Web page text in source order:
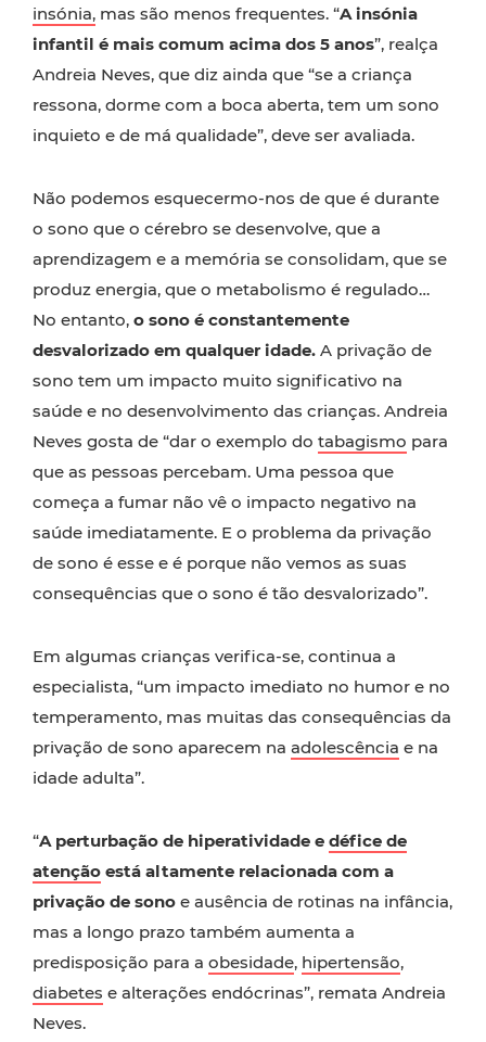
insónia, mas são menos frequentes. “A insónia
infantil é mais comum acima dos 5 anos”, realça
Andreia Neves, que diz ainda que “se a criança
ressona, dorme com a boca aberta, tem um sono
inquieto e de má qualidade”, deve ser avaliada.
Não podemos esquecermo-nos de que é durante
o sono que o cérebro se desenvolve, que a
aprendizagem e a memória se consolidam, que se
produz energia, que o metabolismo é regulado…
No entanto, o sono é constantemente
desvalorizado em qualquer idade. A privação de
sono tem um impacto muito significativo na
saúde e no desenvolvimento das crianças. Andreia
Neves gosta de “dar o exemplo do tabagismo para
que as pessoas percebam. Uma pessoa que
começa a fumar não vê o impacto negativo na
saúde imediatamente. E o problema da privação
de sono é esse e é porque não vemos as suas
consequências que o sono é tão desvalorizado”.
Em algumas crianças verifica-se, continua a
especialista, “um impacto imediato no humor e no
temperamento, mas muitas das consequências da
privação de sono aparecem na adolescência e na
idade adulta”.
“A perturbação de hiperatividade e défice de
atenção está altamente relacionada com a
privação de sono e ausência de rotinas na infância,
mas a longo prazo também aumenta a
predisposição para a obesidade, hipertensão,
diabetes e alterações endócrinas”, remata Andreia
Neves.